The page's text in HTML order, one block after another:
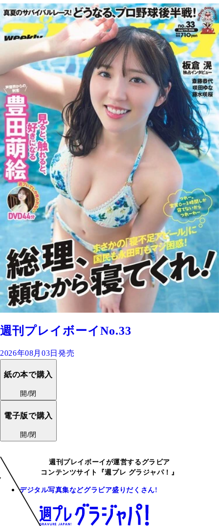
週刊プレイボーイNo.33
2026年08月03日発売
紙の本で購入
開/閉
電子版で購入
開/閉
週刊プレイボーイが運営するグラビア
コンテンツサイト『週プレ グラジャパ！』
デジタル写真集などグラビア盛りだくさん!